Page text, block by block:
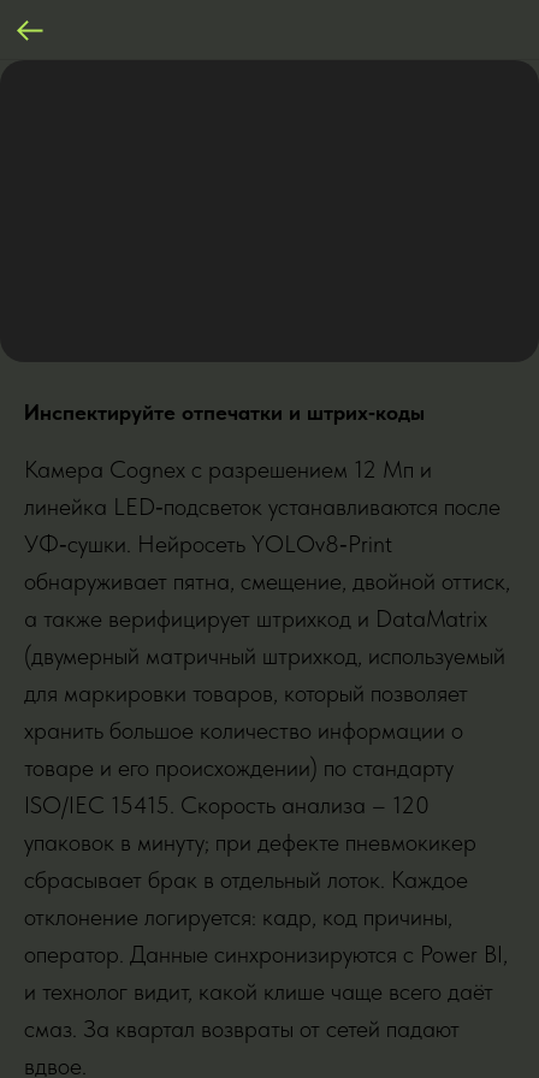
Инспектируйте отпечатки и штрих‑коды
Камера Cognex с разрешением 12 Мп и
линейка LED‑подсветок устанавливаются после
УФ‑сушки. Нейросеть YOLOv8‑Print
обнаруживает пятна, смещение, двойной оттиск,
а также верифицирует штрихкод и DataMatrix
(двумерный матричный штрихкод, используемый
для маркировки товаров, который позволяет
хранить большое количество информации о
товаре и его происхождении) по стандарту
ISO/IEC 15415. Скорость анализа – 120
упаковок в минуту; при дефекте пневмокикер
сбрасывает брак в отдельный лоток. Каждое
отклонение логируется: кадр, код причины,
оператор. Данные синхронизируются с Power BI,
и технолог видит, какой клише чаще всего даёт
смаз. За квартал возвраты от сетей падают
вдвое.